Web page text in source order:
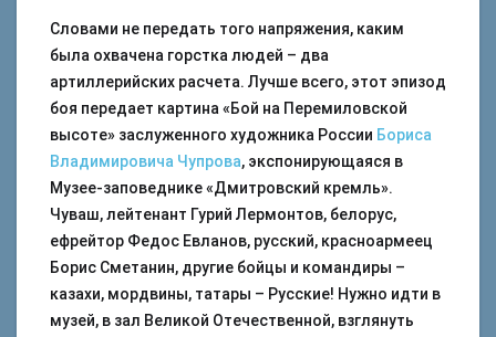
Словами не передать того напряжения, каким
была охвачена горстка людей – два
артиллерийских расчета. Лучше всего, этот эпизод
боя передает картина «Бой на Перемиловской
высоте» заслуженного художника России Бориса
Владимировича Чупрова, экспонирующаяся в
Музее-заповеднике «Дмитровский кремль».
Чуваш, лейтенант Гурий Лермонтов, белорус,
ефрейтор Федос Евланов, русский, красноармеец
Борис Сметанин, другие бойцы и командиры –
казахи, мордвины, татары – Русские! Нужно идти в
музей, в зал Великой Отечественной, взглянуть